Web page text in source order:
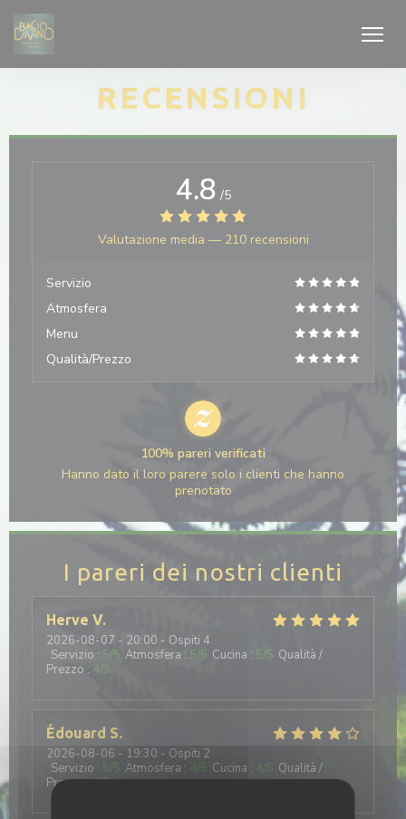
Personalizzazione delle tue scelte sui cookie
RECENSIONI
I pareri dei nostri clienti
Herve V
2026-08-07 - 20:00 - Ospiti 4
Servizio : 5/5 Atmosfera : 5/5 Cucina : 5/5 Qualità /
Prezzo : 4/5
Édouard S
2026-08-06 - 19:30 - Ospiti 2
Servizio : 5 /5 Atmosfera : 4 /5 Cucina : 4/5 Qualità /
Prezzo:4/5
4.8 /5
Valutazione media — 210 recensioni
Servizio
Atmosfera
Menu
Qualità/Prezzo
100% pareri verificati
Hanno dato il loro parere solo i clienti che hanno
prenotato